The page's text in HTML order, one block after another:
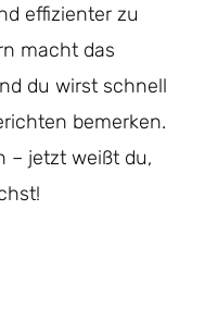
effizienter zu
macht das
du wirst schnell
bemerken.
– jetzt weißt du,